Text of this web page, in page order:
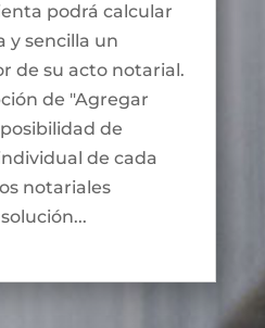
podrá calcular
y sencilla un
de su acto notarial.
de "Agregar
de
de cada
notariales